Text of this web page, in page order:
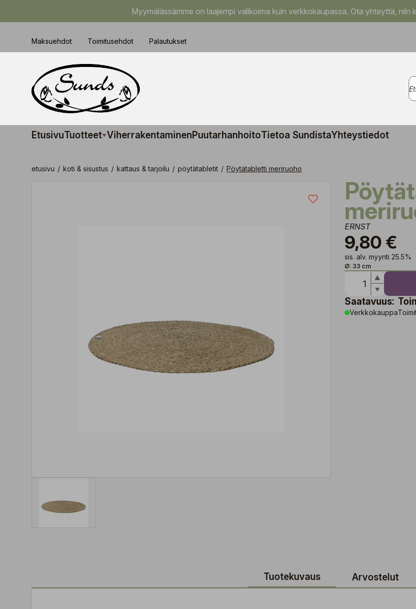
Myymälässämme on laajempi valikoima kuin verkkokaupassa. Ota yhteyttä, niin
Maksuehdot Toimitusehdot Palautukset
EtusivuTuotteet ViherrakentaminenPuutarhanhoitoTietoa SundistaYhteystiedot
etusivu / koti & sisustus / kattaus & tarjoilu / pöytätabletit / Pöytätabletti meriruoho
Pöytätabletti
ERNST
9,80 €
sis. alv. myynti 25.5%
Ø: 33 cm
Saatavuus:
Verkkokauppa
Tuotekuvaus Arvostelut